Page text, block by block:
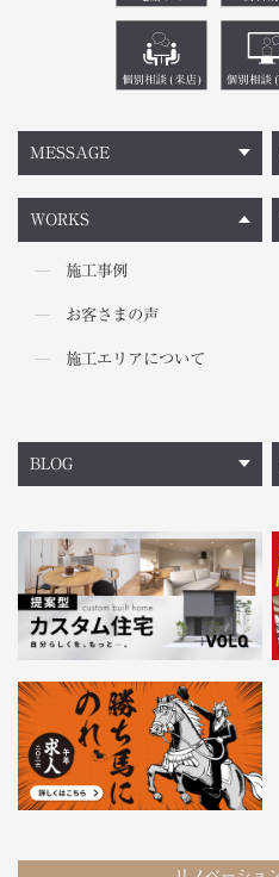
MESSAGE
WORKS
施工事例
お客さまの声
施工エリアについて
BLOG